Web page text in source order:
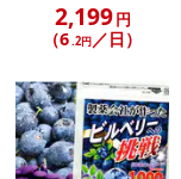
2,199円
（6.2円／日）